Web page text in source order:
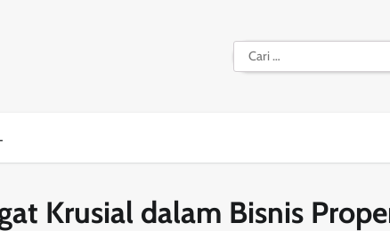
Cari
untuk:
Krusial dalam Bisnis